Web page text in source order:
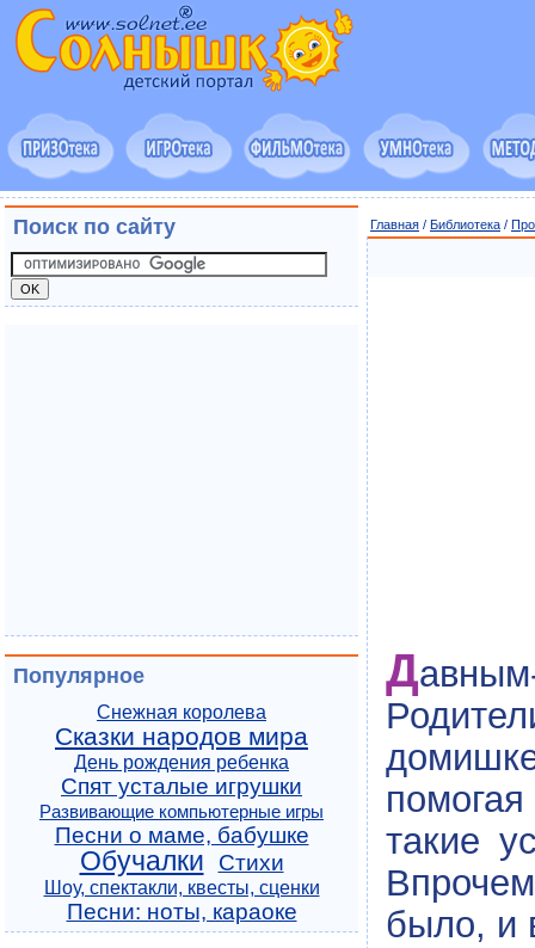
Главная / Библиотека /
Д
такие
было, и
Поиск по сайту
Популярное
Снежная королева
Сказки народов мира
День рождения ребенка
Спят усталые игрушки
Развивающие компьютерные игры
Песни о маме, бабушке
Обучалки Стихи
Шоу, спектакли, квесты, сценки
Песни: ноты, караоке